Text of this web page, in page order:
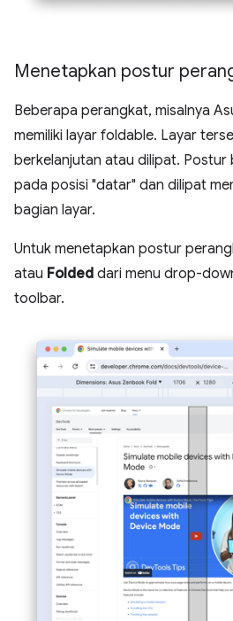
Menetapkan postur
Beberapa perangkat, misalnya
memiliki layar foldable. Layar
berkelanjutan atau dilipat. Postur
pada posisi "datar" dan dilipat
bagian layar.
Untuk menetapkan postur
atau Folded dari menu drop-
toolbar.